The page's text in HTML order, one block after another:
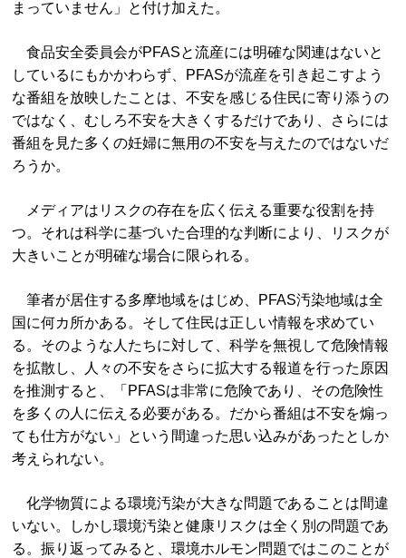
まっていません」と付け加えた。
食品安全委員会がPFASと流産には明確な関連はないと
しているにもかかわらず、PFASが流産を引き起こすよう
な番組を放映したことは、不安を感じる住民に寄り添うの
ではなく、むしろ不安を大きくするだけであり、さらには
番組を見た多くの妊婦に無用の不安を与えたのではないだ
ろうか。
メディアはリスクの存在を広く伝える重要な役割を持
つ。それは科学に基づいた合理的な判断により、リスクが
大きいことが明確な場合に限られる。
筆者が居住する多摩地域をはじめ、PFAS汚染地域は全
国に何カ所かある。そして住民は正しい情報を求めてい
る。そのような人たちに対して、科学を無視して危険情報
を拡散し、人々の不安をさらに拡大する報道を行った原因
を推測すると、「PFASは非常に危険であり、その危険性
を多くの人に伝える必要がある。だから番組は不安を煽っ
ても仕方がない」という間違った思い込みがあったとしか
考えられない。
化学物質による環境汚染が大きな問題であることは間違
いない。しかし環境汚染と健康リスクは全く別の問題であ
る。振り返ってみると、環境ホルモン問題ではこのことが